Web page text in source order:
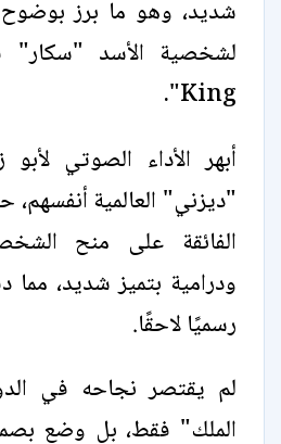
شديد، وهو ما برز بوضوح
King".
أبهر الأداء الصوتي
"ديزني" العالمية أنفسهم،
الفائقة على منح
ودرامية بتميز شديد، مما
رسميًا لاحقًا.
لم يقتصر نجاحه في
الملك" فقط، بل وضع